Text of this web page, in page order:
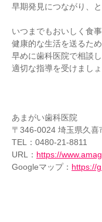
早期発見につながり、と
いつまでもおいしく食事
健康的な生活を送るため
早めに歯科医院で相談し
適切な指導を受けましょ
あまがい歯科医院
〒346-0024 埼玉県久喜
TEL：0480-21-8811
URL： https://
Googleマップ： https://